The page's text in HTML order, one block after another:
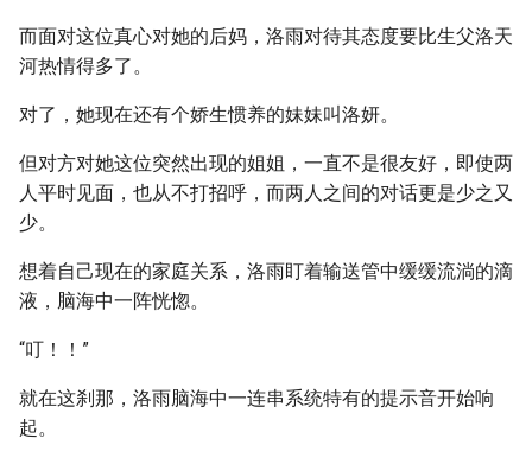
而面对这位真心对她的后妈，洛雨对待其态度要比生父洛天
河热情得多了。
对了，她现在还有个娇生惯养的妹妹叫洛妍。
但对方对她这位突然出现的姐姐，一直不是很友好，即使两
人平时见面，也从不打招呼，而两人之间的对话更是少之又
少。
想着自己现在的家庭关系，洛雨盯着输送管中缓缓流淌的滴
液，脑海中一阵恍惚。
“叮！！”
就在这刹那，洛雨脑海中一连串系统特有的提示音开始响
起。